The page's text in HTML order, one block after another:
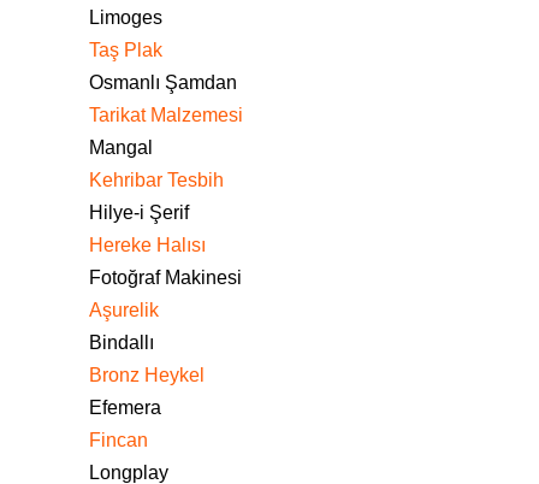
Limoges
Taş Plak
Osmanlı Şamdan
Tarikat Malzemesi
Mangal
Kehribar Tesbih
Hilye-i Şerif
Hereke Halısı
Fotoğraf Makinesi
Aşurelik
Bindallı
Bronz Heykel
Efemera
Fincan
Longplay